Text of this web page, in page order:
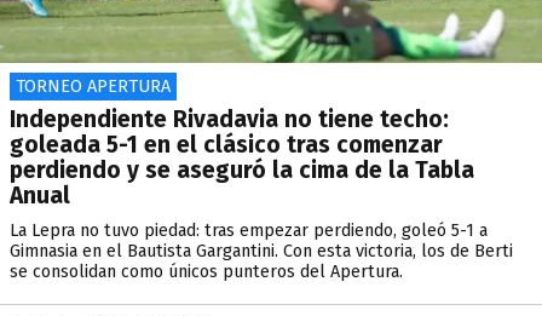
TORNEO APERTURA
Independiente Rivadavia no tiene techo:
goleada 5-1 en el clásico tras comenzar
perdiendo y se aseguró la cima de la Tabla
Anual
La Lepra no tuvo piedad: tras empezar perdiendo, goleó 5-1 a
Gimnasia en el Bautista Gargantini. Con esta victoria, los de Berti
se consolidan como únicos punteros del Apertura.